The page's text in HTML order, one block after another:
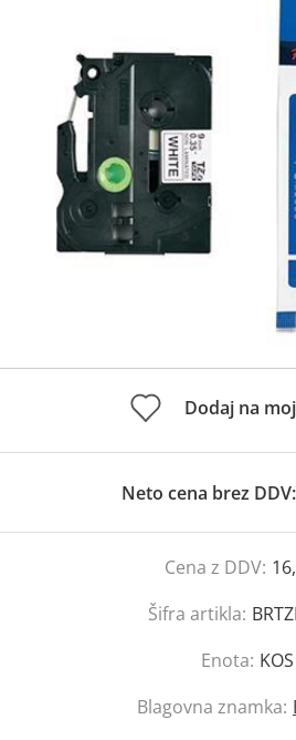
Dodaj na
Neto cena brez DDV:
Cena z DDV:
Šifra artikla:
Enota: KOS
Blagovna znamka: